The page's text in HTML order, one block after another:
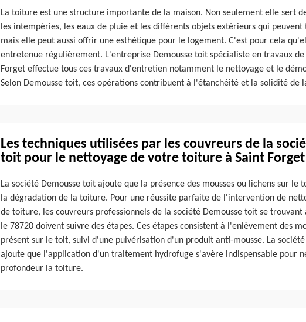
La toiture est une structure importante de la maison. Non seulement elle sert
les intempéries, les eaux de pluie et les différents objets extérieurs qui
mais elle peut aussi offrir une esthétique pour le logement. C'est pour cela
entretenue régulièrement. L'entreprise Demousse toit spécialiste en travaux
Forget effectue tous ces travaux d'entretien notamment le nettoyage et le
Selon Demousse toit, ces opérations contribuent à l'étanchéité et la solidité de
Les techniques utilisées par les couvreurs de la
toit pour le nettoyage de votre toiture à Saint Forget
La société Demousse toit ajoute que la présence des mousses ou lichens sur le
la dégradation de la toiture. Pour une réussite parfaite de l'intervention de
de toiture, les couvreurs professionnels de la société Demousse toit se trouvant
le 78720 doivent suivre des étapes. Ces étapes consistent à l'enlèvement des
présent sur le toit, suivi d'une pulvérisation d'un produit anti-mousse. La
ajoute que l'application d'un traitement hydrofuge s'avère indispensable pour
profondeur la toiture.